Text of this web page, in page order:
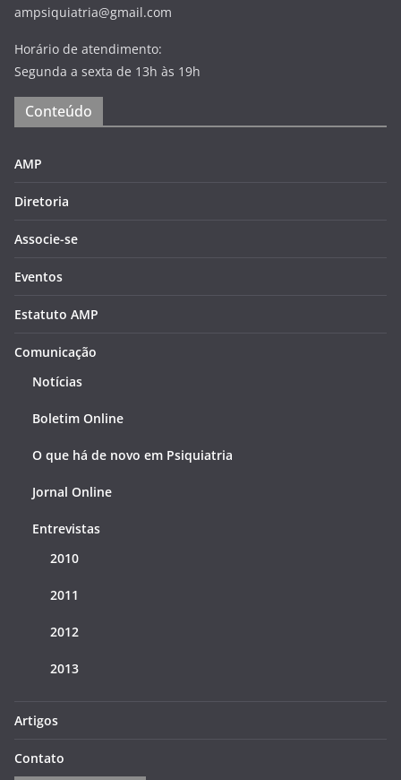
ampsiquiatria@gmail.com
Horário de atendimento:
Segunda a sexta de 13h às 19h
Conteúdo
AMP
Diretoria
Associe-se
Eventos
Estatuto AMP
Comunicação
Notícias
Boletim Online
O que há de novo em Psiquiatria
Jornal Online
Entrevistas
2010
2011
2012
2013
Artigos
Contato